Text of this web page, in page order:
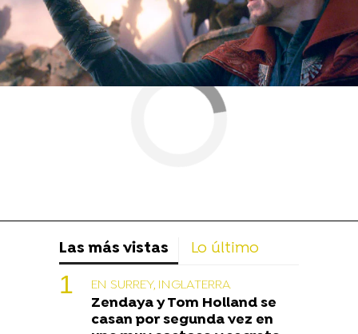
Las más vistas Lo último
EN SURREY, INGLATERRA
Zendaya y Tom Holland se
casan por segunda vez en